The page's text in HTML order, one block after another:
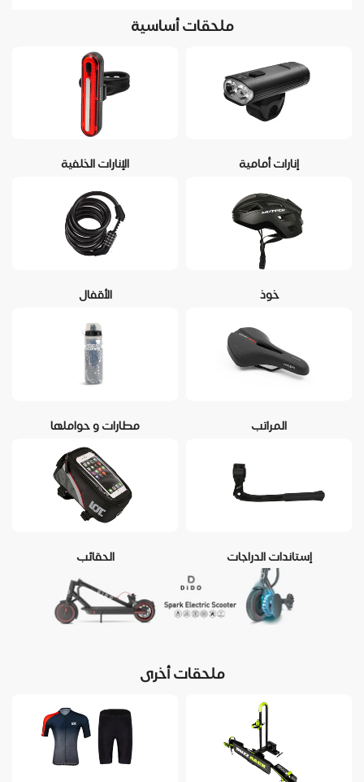
ملحقات أساسية
إنارات أمامية الإنارات الخلفية
خوذ الأقفال
المراتب مطارات و حواملها
إستاندات الدراجات الحقائب
ملحقات أخرى